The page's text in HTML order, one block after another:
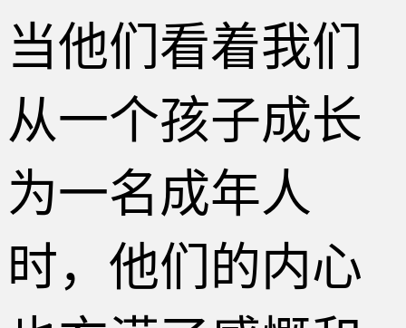
当他们看着我们
从一个孩子成长
为一名成年人
时，他们的内心